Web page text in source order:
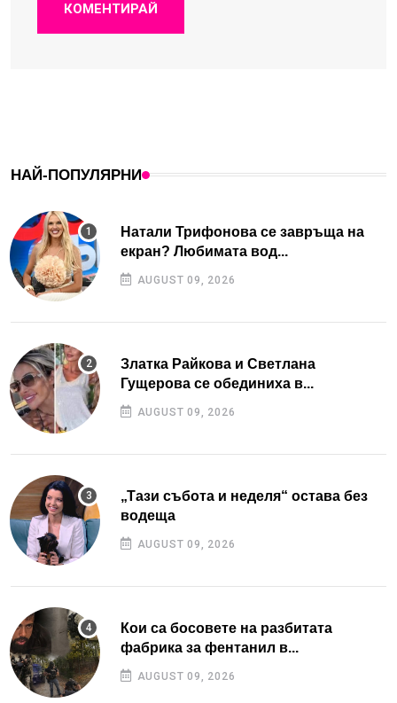
КОМЕНТИРАЙ
НАЙ-ПОПУЛЯРНИ
Натали Трифонова се завръща на
екран? Любимата вод...
AUGUST 09, 2026
Златка Райкова и Светлана
Гущерова се обединиха в...
AUGUST 09, 2026
„Тази събота и неделя“ остава без
водеща
AUGUST 09, 2026
Кои са босовете на разбитата
фабрика за фентанил в...
AUGUST 09, 2026